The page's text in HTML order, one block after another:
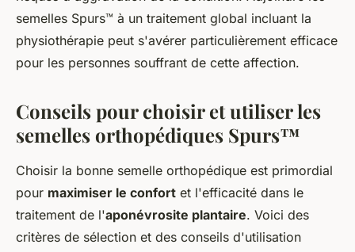
semelles Spurs™ à un traitement global incluant la
physiothérapie peut s'avérer particulièrement efficace
pour les personnes souffrant de cette affection.
Conseils pour choisir et utiliser les
semelles orthopédiques Spurs™
Choisir la bonne semelle orthopédique est primordial
pour maximiser le confort et l'efficacité dans le
traitement de l'aponévrosite plantaire. Voici des
critères de sélection et des conseils d'utilisation